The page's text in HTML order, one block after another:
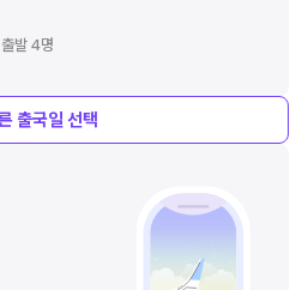
발 4명
출국일 선택